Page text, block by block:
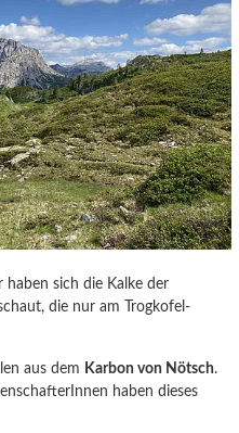
haben sich die Kalke der
die nur am Trogkofel-
aus dem Karbon von Nötsch.
haben dieses